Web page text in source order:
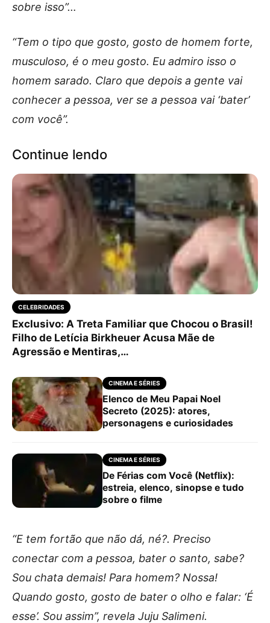
sobre isso”…
“Tem o tipo que gosto, gosto de homem forte,
musculoso, é o meu gosto. Eu admiro isso o
homem sarado. Claro que depois a gente vai
conhecer a pessoa, ver se a pessoa vai ‘bater’
com você”.
Continue lendo
CELEBRIDADES
Exclusivo: A Treta Familiar que Chocou o Brasil!
Filho de Letícia Birkheuer Acusa Mãe de
Agressão e Mentiras,…
CINEMA E SÉRIES
Elenco de Meu Papai Noel
Secreto (2025): atores,
personagens e curiosidades
CINEMA E SÉRIES
De Férias com Você (Netflix):
estreia, elenco, sinopse e tudo
sobre o filme
“E tem fortão que não dá, né?. Preciso
conectar com a pessoa, bater o santo, sabe?
Sou chata demais! Para homem? Nossa!
Quando gosto, gosto de bater o olho e falar: ‘É
esse’. Sou assim”, revela Juju Salimeni.